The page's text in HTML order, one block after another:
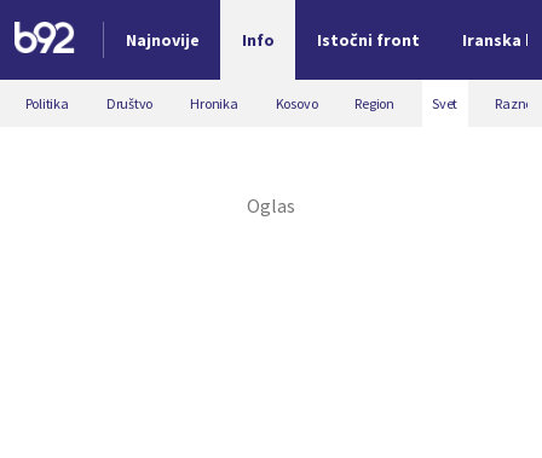
Najnovije Info Istočni front Iranska
Nova vest
Politika Društvo Hronika Kosovo Region Svet Razno